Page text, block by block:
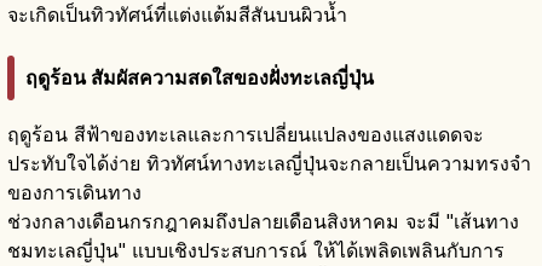
จะเกิดเป็นทิวทัศน์ที่แต่งแต้มสีสันบนผิวน้ำ
ฤดูร้อน สัมผัสความสดใสของฝั่งทะเลญี่ปุ่น
ฤดูร้อน สีฟ้าของทะเลและการเปลี่ยนแปลงของแสงแดดจะ
ประทับใจได้ง่าย ทิวทัศน์ทางทะเลญี่ปุ่นจะกลายเป็นความทรงจำ
ของการเดินทาง
ช่วงกลางเดือนกรกฎาคมถึงปลายเดือนสิงหาคม จะมี "เส้นทาง
ชมทะเลญี่ปุ่น" แบบเชิงประสบการณ์ ให้ได้เพลิดเพลินกับการ